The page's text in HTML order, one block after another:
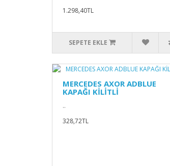
1.298,40TL
SEPETE EKLE
MERCEDES AXOR ADBLUE
KAPAĞI KİLİTLİ
..
328,72TL